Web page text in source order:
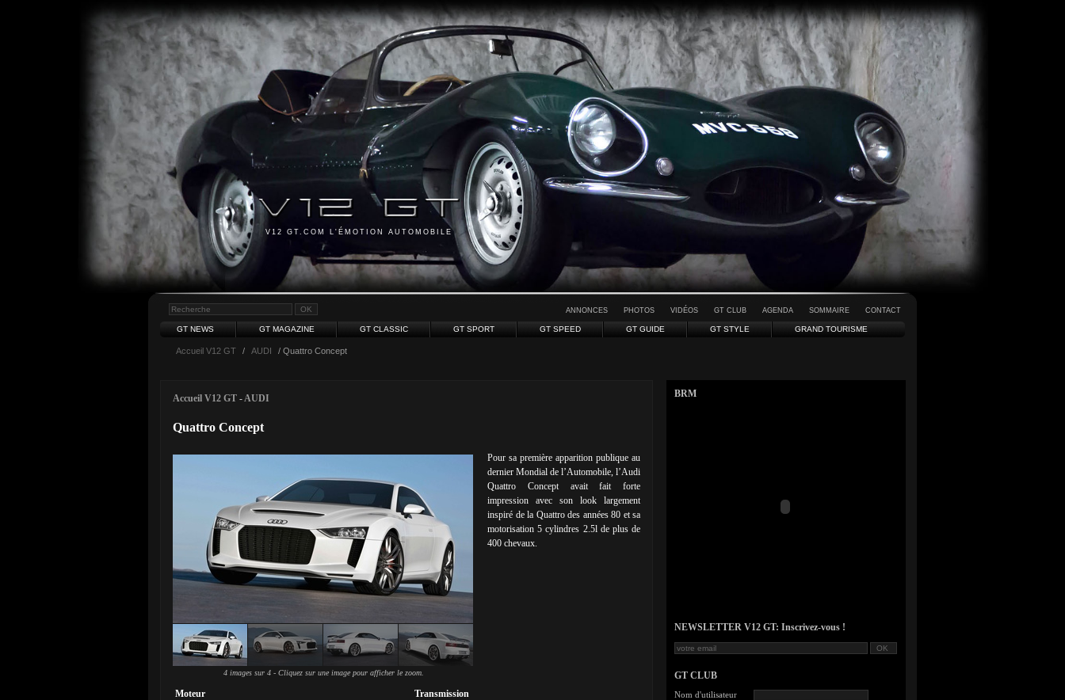
V12 GT.COM L'ÉMOTION AUTOMOBILE
ANNONCES PHOTOS VIDÉOS GT CLUB AGENDA SOMMAIRE CONTACT
GT NEWS GT MAGAZINE GT CLASSIC GT SPORT GT SPEED GT GUIDE GT STYLE GRAND TOURISME
Accueil V12 GT / AUDI / Quattro Concept
Accueil V12 GT -AUDI
Quattro Concept
4 images sur 4 - Cliquez sur une image pour afficher le zoom.
Pour sa première apparition publique au
dernier Mondial de l’Automobile, l’Audi
Quattro Concept avait fait forte
impression avec son look largement
inspiré de la Quattro des années 80 et sa
motorisation 5 cylindres 2.5l de plus de
400 chevaux.
Moteur Transmission
BRM
NEWSLETTER V12 GT: Inscrivez-vous !
GT CLUB
Nom d'utilisateur